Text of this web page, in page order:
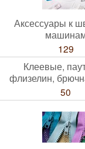
Аксессуары к
129
Клеевые,
флизелин,
50